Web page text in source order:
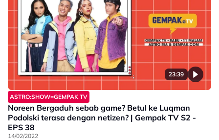
23:39
ASTRO:SHOW=GEMPAK TV
Noreen Bergaduh sebab game? Betul ke Luqman
Podolski terasa dengan netizen? | Gempak TV S2 -
EPS 38
14/02/2022